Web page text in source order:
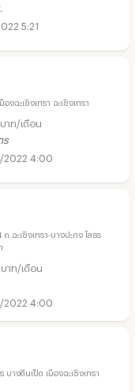
5:21
ฉะเชิงเทรา ฉะเชิงเทรา
บาท/เดือน
ร
2022 4:00
.ฉะเชิงเทรา-บางปะกง โสธร
บาท/เดือน
2022 4:00
างตีนเป็ด เมืองฉะเชิงเทรา